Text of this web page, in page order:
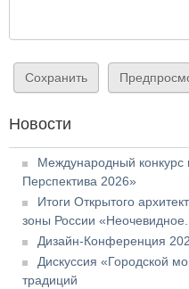
Новости
Международный
Перспектива 2026»
Итоги Открытого
зоны России «Неочевидное.
Дизайн-Конференция
Дискуссия «Городской
традиций